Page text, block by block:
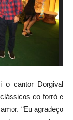
o cantor Dorgival
do forró e
“Eu agradeço